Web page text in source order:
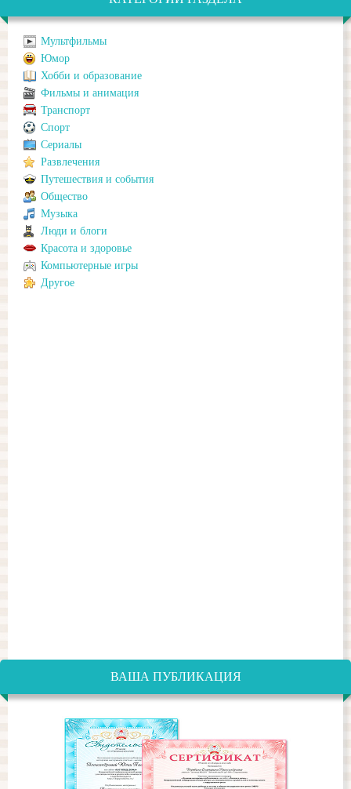
Мультфильмы
Юмор
Хобби и образование
Фильмы и анимация
Транспорт
Спорт
Сериалы
Развлечения
Путешествия и события
Общество
Музыка
Люди и блоги
Красота и здоровье
Компьютерные игры
Другое
ВАША ПУБЛИКАЦИЯ